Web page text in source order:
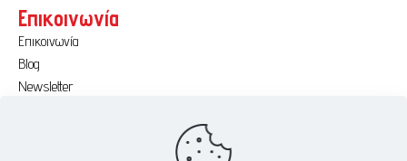
Επικοινωνία
Επικοινωνία
Blog
Newsletter